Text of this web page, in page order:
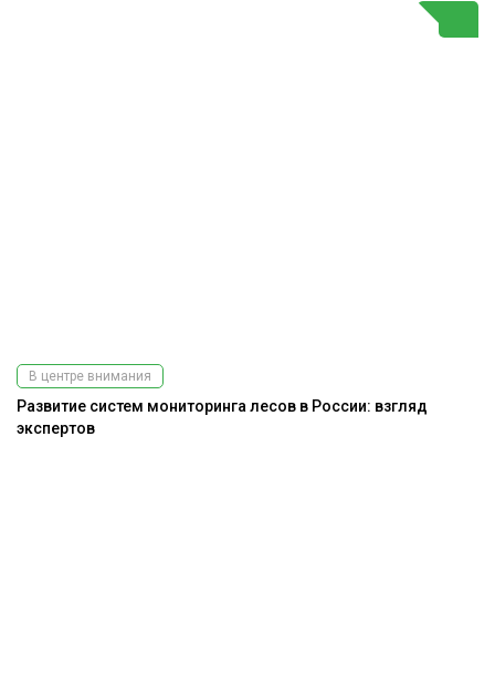
В центре внимания
Развитие систем мониторинга лесов в России: взгляд
экспертов